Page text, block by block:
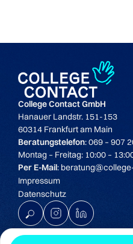
College Contact GmbH
Hanauer Landstr. 151-153
60314 Frankfurt am Main
Beratungstelefon: 069 – 907
Montag – Freitag: 10:00 –
Per E-Mail:
Impressum
Datenschutz